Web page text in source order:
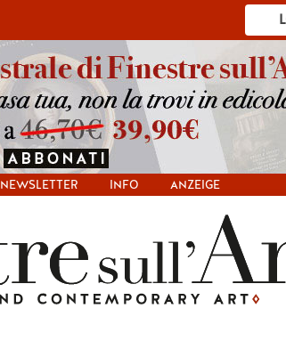
NEWSLETTER INFO ANZEIGE